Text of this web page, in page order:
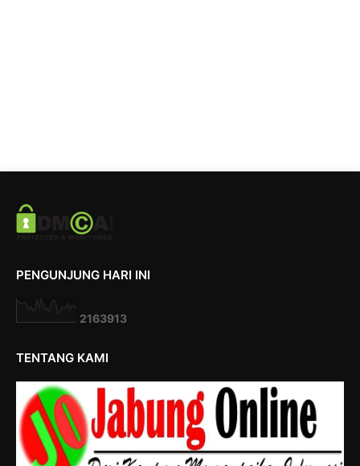
PENGUNJUNG HARI INI
2163913
TENTANG KAMI